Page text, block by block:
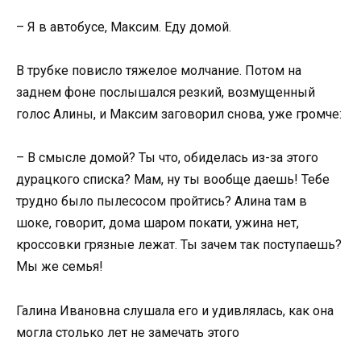
– Я в автобусе, Максим. Еду домой.
В трубке повисло тяжелое молчание. Потом на
заднем фоне послышался резкий, возмущенный
голос Алины, и Максим заговорил снова, уже громче:
– В смысле домой? Ты что, обиделась из-за этого
дурацкого списка? Мам, ну ты вообще даешь! Тебе
трудно было пылесосом пройтись? Алина там в
шоке, говорит, дома шаром покати, ужина нет,
кроссовки грязные лежат. Ты зачем так поступаешь?
Мы же семья!
Галина Ивановна слушала его и удивлялась, как она
могла столько лет не замечать этого